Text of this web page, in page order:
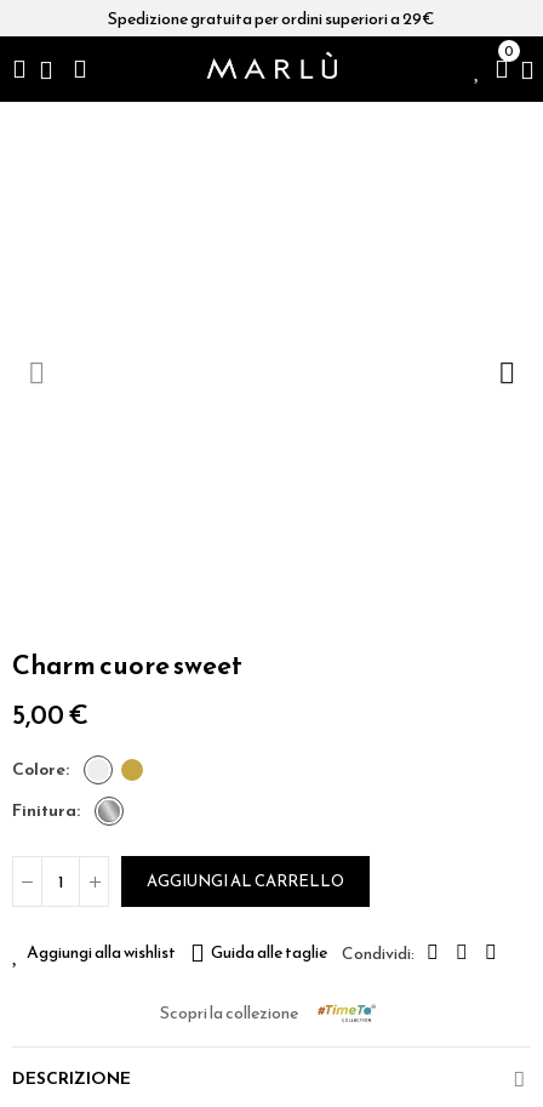
Spedizione gratuita per ordini superiori a 29€
0
Charm cuore sweet
5,00 €
colore
finitura
AGGIUNGI AL CARRELLO
Aggiungi alla wishlist Guida alle taglie
Scopri la collezione
DESCRIZIONE